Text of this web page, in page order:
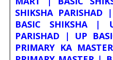
SHIKSHA
BASIC SHIKSHA |
PARISHAD | UP
PRIMARY KA